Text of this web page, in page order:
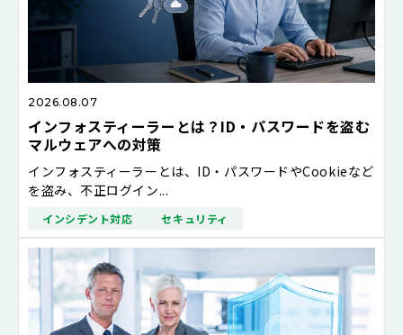
2026.08.07
インフォスティーラーとは？ID・パスワードを盗む
マルウェアへの対策
インフォスティーラーとは、ID・パスワードやCookieなど
を盗み、不正ログイン...
インシデント対応 セキュリティ